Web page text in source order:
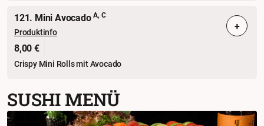
121. Mini AvocadoA, C
Produktinfo
8,00 €
Crispy Mini Rolls mit Avocado
+
SUSHI MENÜ